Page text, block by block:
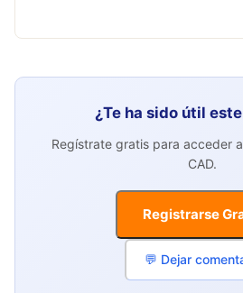
¿Te ha sido útil
Regístrate gratis para acceder
CAD.
Registrarse
💬 Dejar